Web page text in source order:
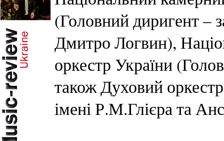
(Головний диригент –
Дмитро Логвин),
оркестр України
також Духовий
імені Р.М.Глієра та